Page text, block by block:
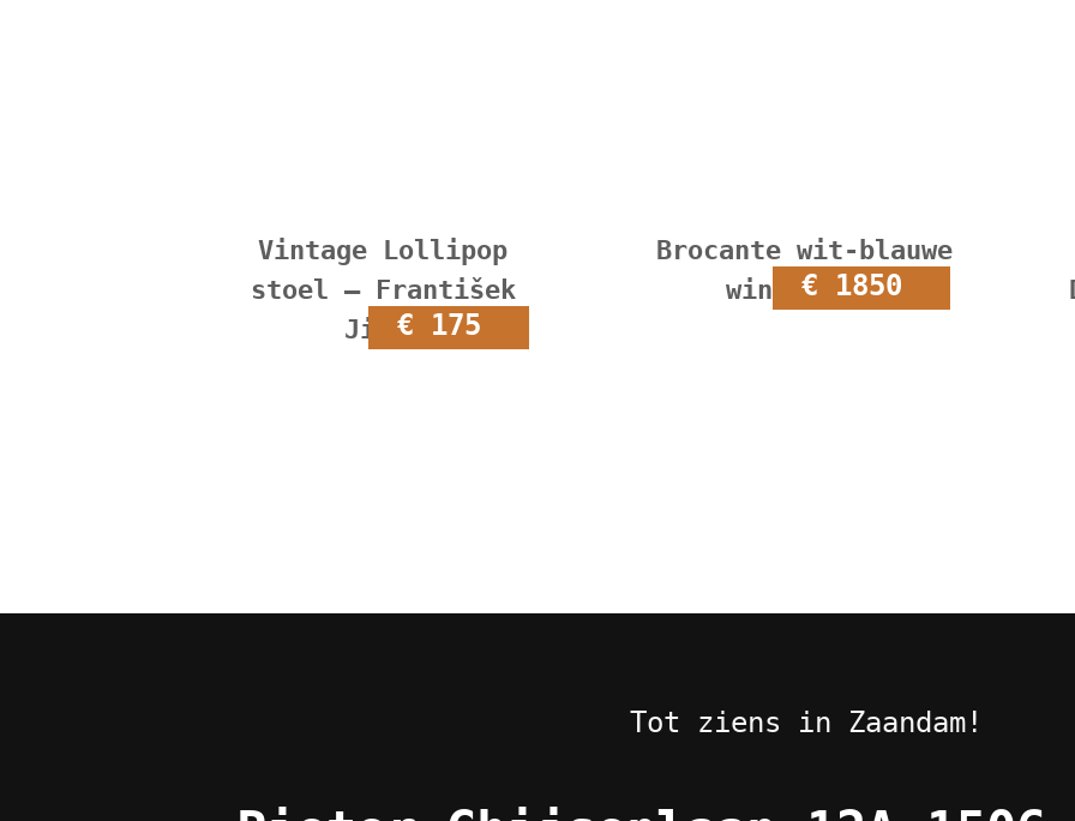
Vintage Lollipop
stoel – František
Jirák€ 175
Brocante wit-blauwe
winkelkast
€ 1850
Tot ziens in Zaandam!